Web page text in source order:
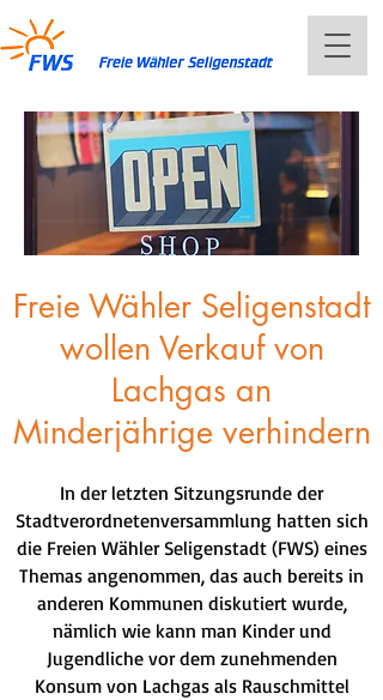
Freie Wähler Seligenstadt
wollen Verkauf von
Lachgas an
Minderjährige verhindern
In der letzten Sitzungsrunde der
Stadtverordnetenversammlung hatten sich
die Freien Wähler Seligenstadt (FWS) eines
Themas angenommen, das auch bereits in
anderen Kommunen diskutiert wurde,
nämlich wie kann man Kinder und
Jugendliche vor dem zunehmenden
Konsum von Lachgas als Rauschmittel